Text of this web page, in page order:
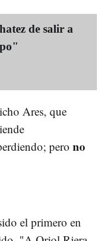
de salir a
Ares, que
pero no
el primero en